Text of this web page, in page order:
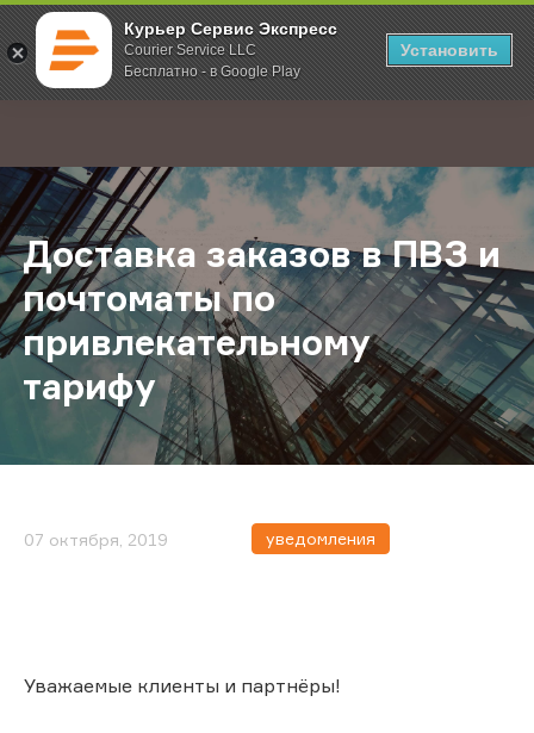
Курьер Сервис Экспресс
Courier Service LLC
Бесплатно - в Google Play
Установить
; Главная О компании Новости Доставка заказов в ПВЗ и
Доставка заказов в ПВЗ и
почтоматы по
привлекательному
тарифу
07 октября, 2019 уведомления
Уважаемые клиенты и партнёры!